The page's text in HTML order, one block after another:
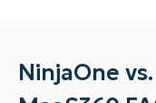
NinjaOne